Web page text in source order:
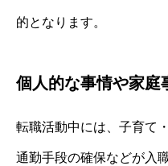
的となります。
個人的な事情や家庭
転職活動中には、子育て
通勤手段の確保などが入